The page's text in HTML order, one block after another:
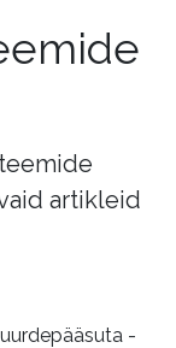
artikleid
-